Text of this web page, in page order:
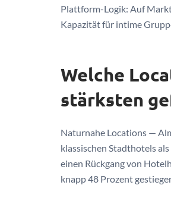
Plattform-Logik: Auf
Kapazität für intime
Welche
stärksten
Naturnahe Locations —
klassischen Stadthotels
einen Rückgang von
knapp 48 Prozent